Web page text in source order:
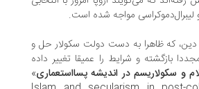
مواجه شده است.
ظاهرا به دست دولت سکولار حل و
و شرایط را عمیقا تغییر داده
در اندیشه پسااستعماری»